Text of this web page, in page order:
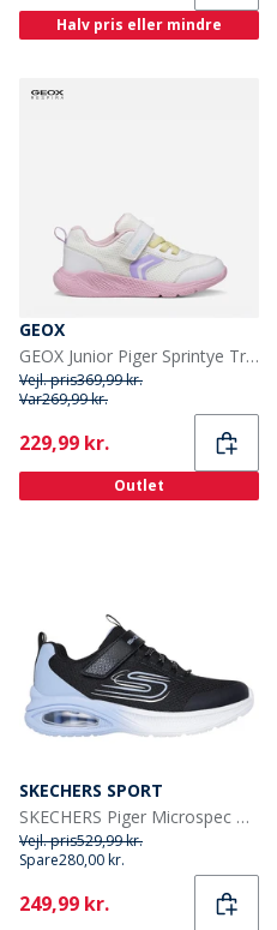
Halv pris eller mindre
GEOX
GEOX Junior Piger Sprintye Træningssko Hvid/Pink
Vejl. pris369,99 kr.
Var269,99 kr.
Current
229,99 kr.
Outlet
SKECHERS SPORT
SKECHERS Piger Microspec Max Advance Fly 3. 0 Sneakers Sort
Vejl. pris529,99 kr.
Spare280,00 kr.
Current
249,99 kr.